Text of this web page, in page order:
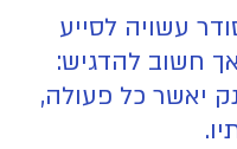
עשויה לסייע
חשוב להדגיש:
יאשר כל פעולה,